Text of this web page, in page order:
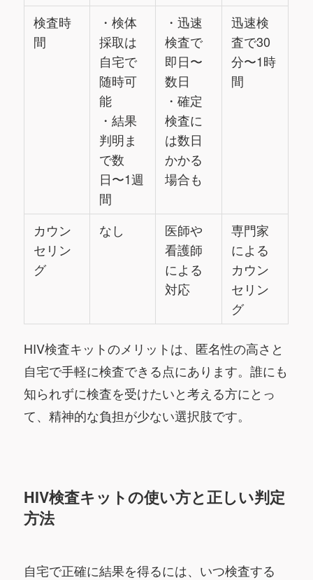
検査時
間
・検体
採取は
自宅で
随時可
能
・結果
判明ま
で数
日〜1週
間
・迅速
検査で
即日〜
数日
・確定
検査に
は数日
かかる
場合も
迅速検
査で30
分〜1時
間
カウン
セリン
グ
なし
医師や
看護師
による
対応
専門家
による
カウン
セリン
グ
HIV検査キットのメリットは、匿名性の高さと
自宅で手軽に検査できる点にあります。誰にも
知られずに検査を受けたいと考える方にとっ
て、精神的な負担が少ない選択肢です。
HIV検査キットの使い方と正しい判定
方法
自宅で正確に結果を得るには、いつ検査する